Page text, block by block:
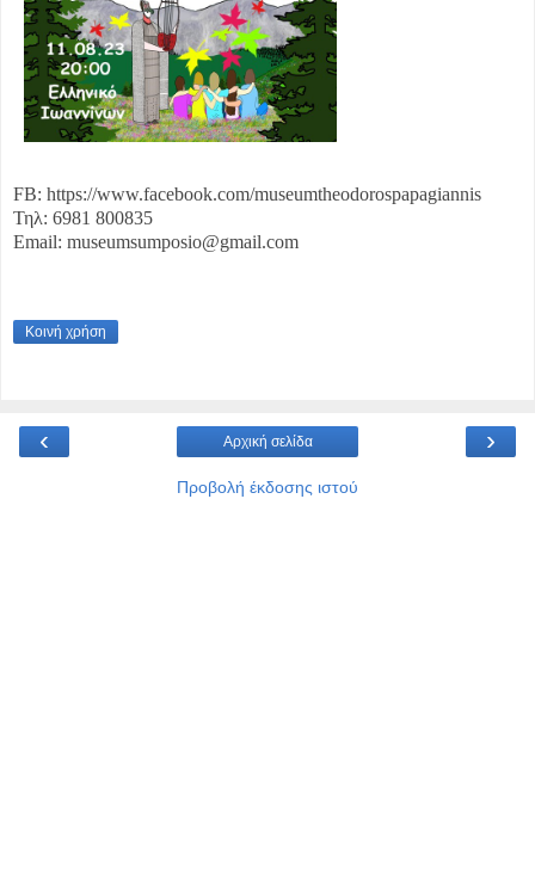
FB: https://www.facebook.com/museumtheodorospapagiannis
Τηλ: 6981 800835
Email: museumsumposio@gmail.com
Κοινή χρήση
‹ ›
Αρχική σελίδα
Προβολή έκδοσης ιστού